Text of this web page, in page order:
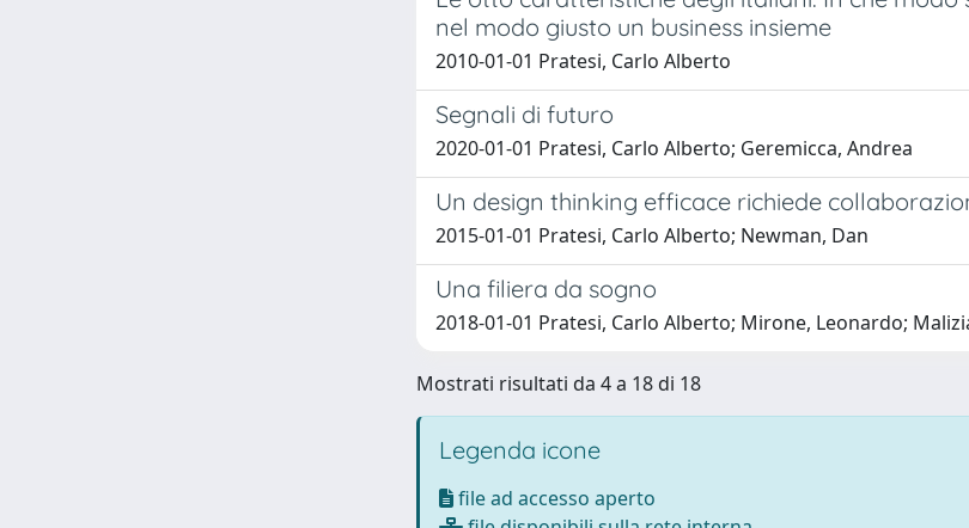
nel modo giusto un business insieme
2010-01-01 Pratesi, Carlo Alberto
Segnali di futuro
2020-01-01 Pratesi, Carlo Alberto; Geremicca, Andrea
Un design thinking efficace richiede
2015-01-01 Pratesi, Carlo Alberto; Newman, Dan
Una filiera da sogno
2018-01-01 Pratesi, Carlo Alberto; Mirone, Leonardo;
Mostrati risultati da 4 a 18 di 18
Legenda icone
file ad accesso aperto